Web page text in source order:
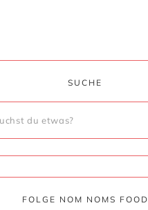
SUCHE
FOLGE NOM NOMS FOOD